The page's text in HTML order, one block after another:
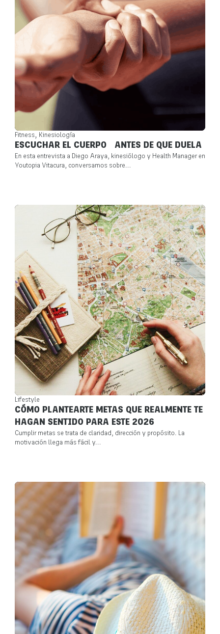
Fitness Kinesiología
ESCUCHAR EL CUERPO ANTES DE QUE DUELA
En esta entrevista a Diego Araya, kinesiólogo y Health Manager en
Youtopia Vitacura, conversamos sobre...
Lifestyle
CÓMO PLANTEARTE METAS QUE REALMENTE TE
HAGAN SENTIDO PARA ESTE 2026
Cumplir metas se trata de claridad, dirección y propósito. La
motivación llega más fácil y...